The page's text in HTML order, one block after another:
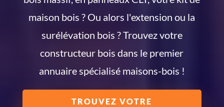
maison bois ? Ou alors l'extension ou la
surélévation bois ? Trouvez votre
constructeur bois dans le premier
annuaire spécialisé maisons-bois !
TROUVEZ VOTRE